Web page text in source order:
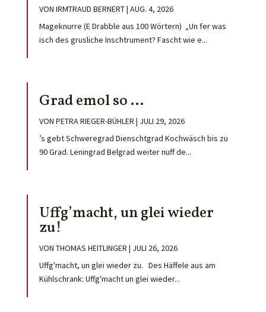
VON IRMTRAUD BERNERT| AUG. 4, 2026
Mageknurre (E Drabble aus 100 Wörtern) „Un fer was
isch des grusliche Inschtrument? Fascht wie e...
Grad emol so …
VON PETRA RIEGER-BÜHLER | JULI 29, 2026
’s gebt Schweregrad Dienschtgrad Kochwäsch bis zu
90 Grad. Leningrad Belgrad weiter nuff de...
Uffg’macht, un glei wieder
zu!
VON THOMAS HEITLINGER | JULI 26, 2026
Uffg'macht, un glei wieder zu. Des Häffele aus am
Kühlschrank: Uffg'macht un glei wieder...